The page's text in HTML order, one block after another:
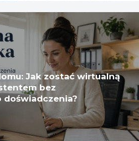
Jak zostać wirtualną
bez
doświadczenia?